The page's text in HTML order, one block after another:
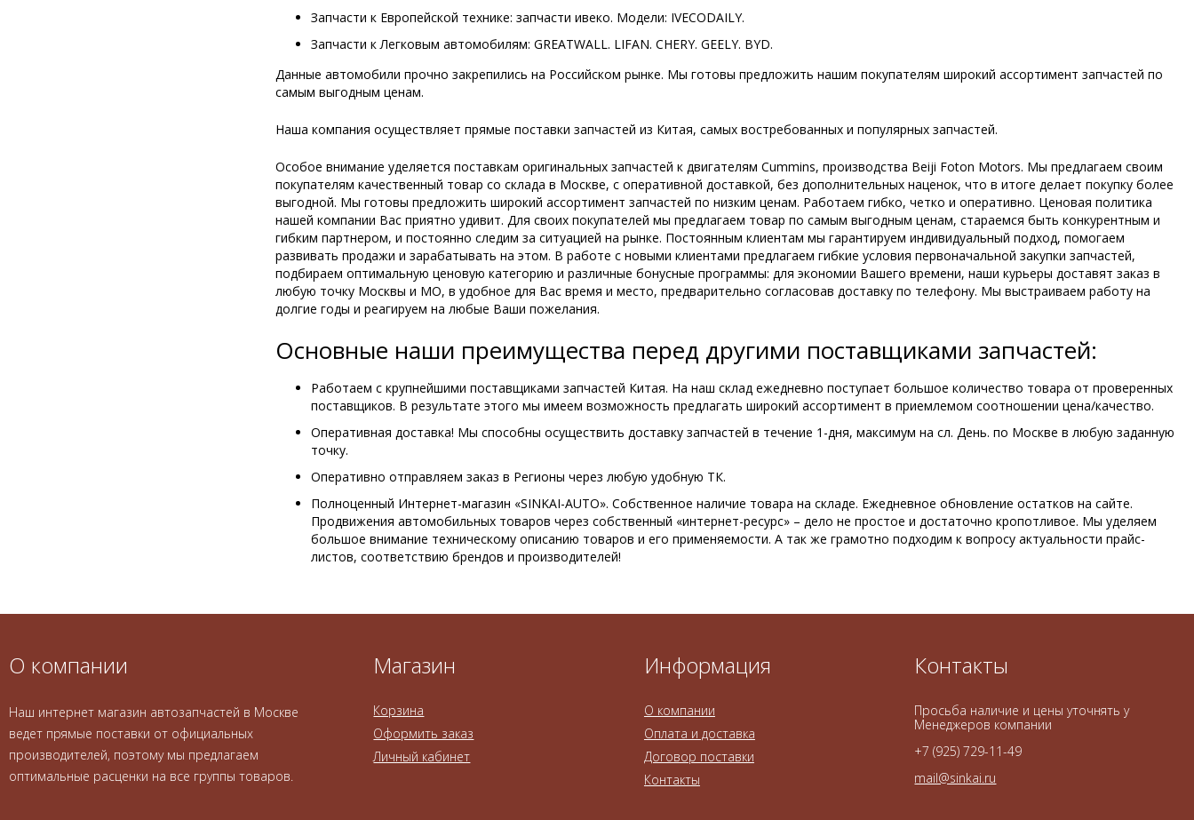
Запчасти к Европейской технике: запчасти ивеко. Модели: IVECODAILY.
Запчасти к Легковым автомобилям: GREATWALL. LIFAN. CHERY. GEELY. BYD.
Данные автомобили прочно закрепились на Российском рынке. Мы готовы предложить нашим покупателям широкий ассортимент запчастей по
самым выгодным ценам.
Наша компания осуществляет прямые поставки запчастей из Китая, самых востребованных и популярных запчастей.
Особое внимание уделяется поставкам оригинальных запчастей к двигателям Cummins, производства Beiji Foton Motors. Мы предлагаем своим
покупателям качественный товар со склада в Москве, с оперативной доставкой, без дополнительных наценок, что в итоге делает покупку более
выгодной. Мы готовы предложить широкий ассортимент запчастей по низким ценам. Работаем гибко, четко и оперативно. Ценовая политика
нашей компании Вас приятно удивит. Для своих покупателей мы предлагаем товар по самым выгодным ценам, стараемся быть конкурентным и
гибким партнером, и постоянно следим за ситуацией на рынке. Постоянным клиентам мы гарантируем индивидуальный подход, помогаем
развивать продажи и зарабатывать на этом. В работе с новыми клиентами предлагаем гибкие условия первоначальной закупки запчастей,
подбираем оптимальную ценовую категорию и различные бонусные программы: для экономии Вашего времени, наши курьеры доставят заказ в
любую точку Москвы и МО, в удобное для Вас время и место, предварительно согласовав доставку по телефону. Мы выстраиваем работу на
долгие годы и реагируем на любые Ваши пожелания.
Основные наши преимущества перед другими поставщиками запчастей:
Работаем с крупнейшими поставщиками запчастей Китая. На наш склад ежедневно поступает большое количество товара от проверенных
поставщиков. В результате этого мы имеем возможность предлагать широкий ассортимент в приемлемом соотношении цена/качество.
Оперативная доставка! Мы способны осуществить доставку запчастей в течение 1-дня, максимум на сл. День. по Москве в любую заданную
точку.
Оперативно отправляем заказ в Регионы через любую удобную ТК.
Полноценный Интернет-магазин «SINKAI-AUTO». Собственное наличие товара на складе. Ежедневное обновление остатков на сайте.
Продвижения автомобильных товаров через собственный «интернет-ресурс» – дело не простое и достаточно кропотливое. Мы уделяем
большое внимание техническому описанию товаров и его применяемости. А так же грамотно подходим к вопросу актуальности прайс-
листов, соответствию брендов и производителей!
О компании
Наш интернет магазин автозапчастей в Москве
ведет прямые поставки от официальных
производителей, поэтому мы предлагаем
оптимальные расценки на все группы товаров.
Магазин
Корзина
Оформить заказ
Личный кабинет
Информация
О компании
Оплата и доставка
Договор поставки
Контакты
Контакты
Просьба наличие и цены уточнять у
Менеджеров компании
+7 (925) 729-11-49
mail@sinkai.ru